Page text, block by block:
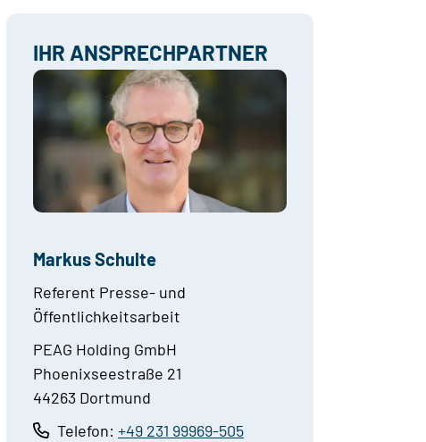
IHR ANSPRECHPARTNER
Markus Schulte
Referent Presse- und
Öffentlichkeitsarbeit
PEAG Holding GmbH
Phoenixseestraße 21
44263 Dortmund
Telefon: +49 231 99969-505